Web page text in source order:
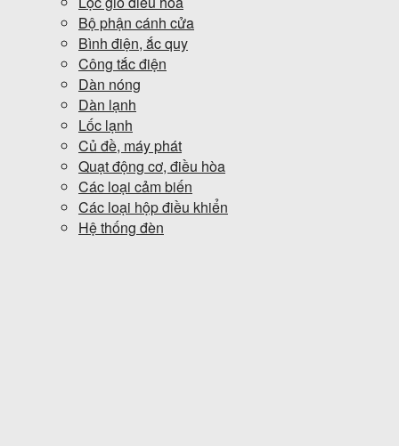
Bộ phận cánh cửa
Bình điện, ắc quy
Công tắc điện
Dàn nóng
Dàn lạnh
Lốc lạnh
Củ đề, máy phát
Quạt động cơ, điều hòa
Các loại cảm biến
Các loại hộp điều khiển
Hệ thống đèn